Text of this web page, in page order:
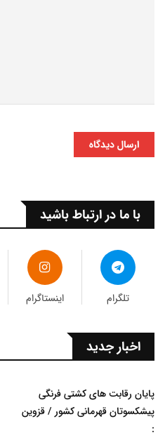
ارسال دیدگاه
با ما در ارتباط باشید
تلگرام اینستاگرام
اخبار جدید
پایان رقابت های کشتی فرنگی
پیشکسوتان قهرمانی کشور / قزوین
: